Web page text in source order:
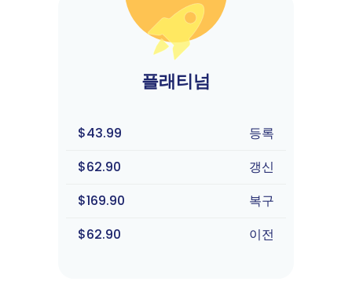
플래티넘
$43.99
등록
$62.90
갱신
$169.90
복구
$62.90
이전